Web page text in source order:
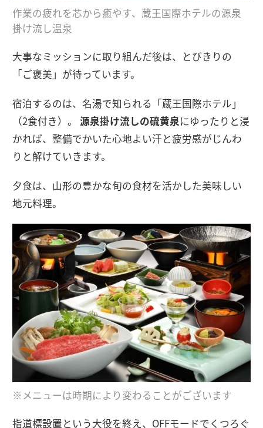
作業の疲れを芯から癒やす、蔵王国際ホテルの源泉
掛け流し温泉
大事なミッションに取り組んだ後は、とびきりの
「ご褒美」が待っています。
宿泊するのは、名湯で知られる「蔵王国際ホテル」
（2食付き）。 源泉掛け流しの硫黄泉にゆったりと浸
かれば、整備でかいた心地よい汗と疲労感がじんわ
りと解けていきます。
夕食は、山形の豊かな旬の食材を活かした美味しい
地元料理。
※メニューは時期により変わることがございます
指道標設置という大役を終え、OFFモードでくつろぐ